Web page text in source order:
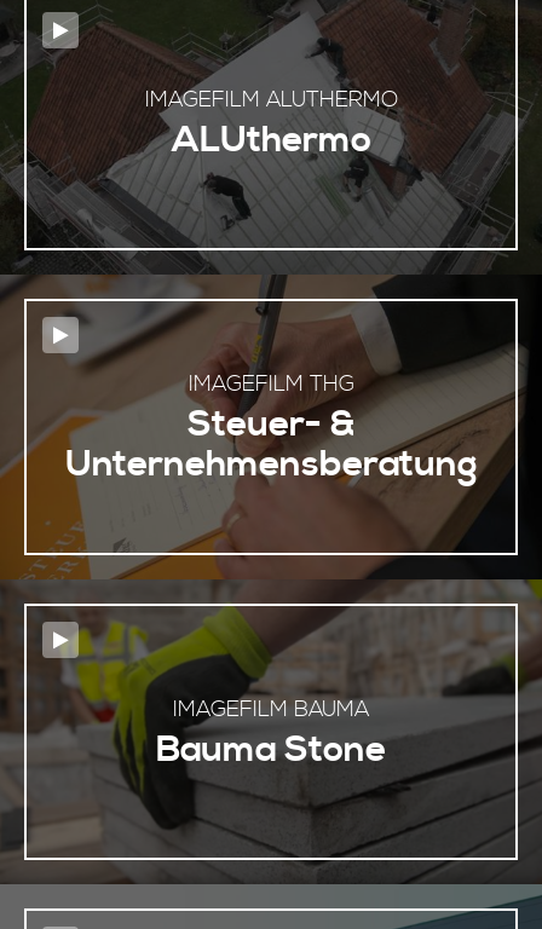
IMAGEFILM ALUTHERMO
ALUthermo
IMAGEFILM THG
Steuer- &
Unternehmensberatung
IMAGEFILM BAUMA
Bauma Stone